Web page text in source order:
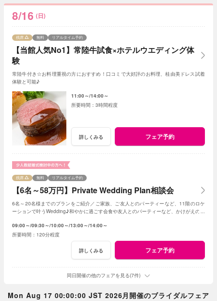
8/16 (日)
【当館人気No1】常陸牛試食×ホテルウエディング体
験
残席 無料 リアルタイム予約
常陸牛付き☆お料理重視の方におすすめ！口コミで大好評のお料理、桂由美ドレス試着
体験と可能♪
11:00～ 14:00～
3時間程度
詳しくみる フェア予約
【6名～58万円】Private Wedding Plan相談会
残席 無料 リアルタイム予約
6名～20名様までのプランをご紹介／ご家族、ご友人とのパーティーなど、11階のロケ
ーションで叶うWedding♪和やかに過ごす会食や友人とのパーティーなど、かけがえのな
09:00～ 09:30～ 10:00～ 13:00～ 14:00～
120分程度
詳しくみる フェア予約
同日開催の他のフェアを見る(7件)
Mon Aug 17 00:00:00 JST 2026月開催のブライダルフェア